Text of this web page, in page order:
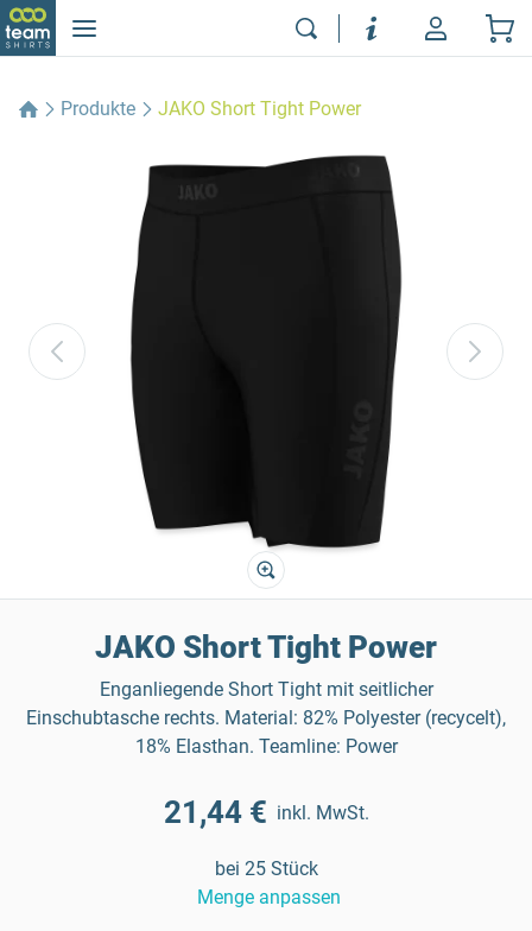
Produkte JAKO Short Tight Power
JAKO Short Tight Power
Enganliegende Short Tight mit seitlicher
Einschubtasche rechts. Material: 82% Polyester (recycelt),
18% Elasthan. Teamline: Power
21,44 € inkl. MwSt.
bei 25 Stück
Menge anpassen